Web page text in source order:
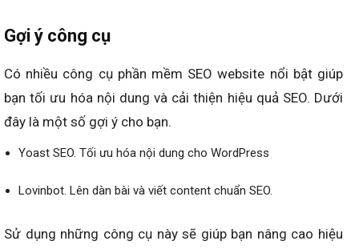
Gợi ý công cụ
Có nhiều công cụ phần mềm SEO website nổi bật giúp
bạn tối ưu hóa nội dung và cải thiện hiệu quả SEO. Dưới
đây là một số gợi ý cho bạn.
Yoast SEO. Tối ưu hóa nội dung cho WordPress
Lovinbot. Lên dàn bài và viết content chuẩn SEO.
Sử dụng những công cụ này sẽ giúp bạn nâng cao hiệu